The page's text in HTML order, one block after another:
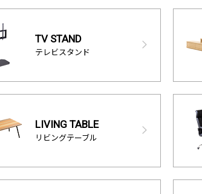
TV STAND
テレビスタンド
LIVING TABLE
リビングテーブル